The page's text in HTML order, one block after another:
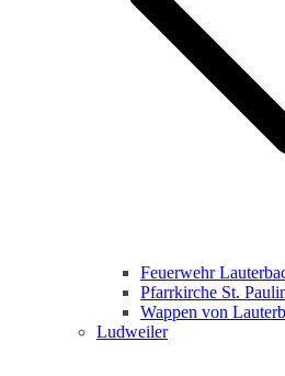
Feuerwehr
Pfarrkirche St.
Wappen von
Ludweiler